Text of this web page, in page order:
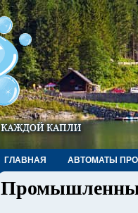
ГЛАВНАЯ АВТОМАТЫ
ТРУБЫ, ФИТИНГИ, КРАНЫ